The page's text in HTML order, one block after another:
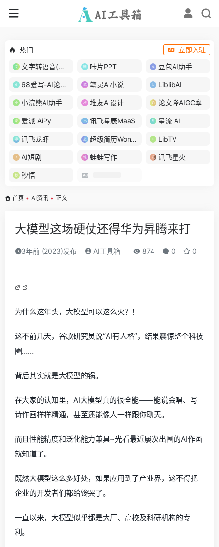
热门
立即入驻
文字转语音(琅琅配音)
咔片PPT 豆包AI助手
68爱写-AI论文写作 笔灵AI小说 LiblibAI
小浣熊AI助手 堆友AI设计 论文降AIGC率
爱派 AiPy 讯飞星辰MaaS 星流 AI
讯飞龙虾 超级简历WonderCV LibTV
AI短剧 蛙蛙写作 讯飞星火
秒悟
首页 • AI资讯 • 正文
大模型这场硬仗还得华为昇腾来打
3年前 (2023)发布 AI工具箱 874 0 0
为什么这年头，大模型可以这么火？！
这不前几天，谷歌研究员说“AI有人格”，结果震惊整个科技
圈……
背后其实就是大模型的锅。
在大家的认知里，AI大模型真的很全能——能说会唱、写
诗作画样样精通，甚至还能像人一样跟你聊天。
而且性能精度和泛化能力兼具~光看最近屡次出圈的AI作画
就知道了。
既然大模型这么多好处，如果应用到了产业界，这不得把
企业的开发者们都给馋哭了。
一直以来，大模型似乎都是大厂、高校及科研机构的专
利。